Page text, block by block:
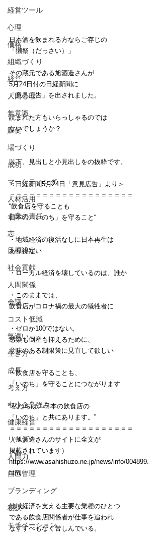
経営ツール
心理
価格
組織づくり
経営
人間心理
無意識
販促
場づくり
成功
マーケティング
人材活用
企業の責任
志
目標設定
社会貢献
人間関係
会議
コスト低減
気遣い
生き方
成長
考え方
中小企業強み
健康経営
リーダー
人間力
自己管理
ブランディング
秘訣
モチベーション
日本酒を飲まれる方ならご存じの
「獺祭（だっさい）」
その蔵元である旭酒造さんが
5月24日付の日経新聞に
「意見広告」を出されました。
読まれた方もいらっしゃるのでは
ないでしょうか？
以下、見出しと小見出しをの抜粋です。
＜日経新聞5月24日「意見広告」より＞
＝＝＝＝＝＝＝＝＝＝＝＝＝＝＝＝＝＝＝
“飲食店を守ることも
日本の「いのち」を守ること“
・地域経済の復活なしに日本再生は
あり得ない
・ローカル経済を壊しているのは、誰か
・このままでは、
飲食店がコロナ禍の最大の犠牲者に
・ゼロか100ではない。
感染も倒産も抑えるために、
意味のある制限策に見直して欲しい
・飲食店を守ることも、
「いのち」を守ることにつながります
“私たちは、日本の飲食店の
「いのち」と共にあります。”
＝＝＝＝＝＝＝＝＝＝＝＝＝＝＝＝＝＝＝
（旭酒造さんのサイトに全文が
掲載されています）
https://www.asahishuzo.ne.jp/news/info/004899.
html
地域経済を支える主要な業種のひとつ
である飲食店関係者が仕事を追われ
なすすべもなく苦しんでいる。